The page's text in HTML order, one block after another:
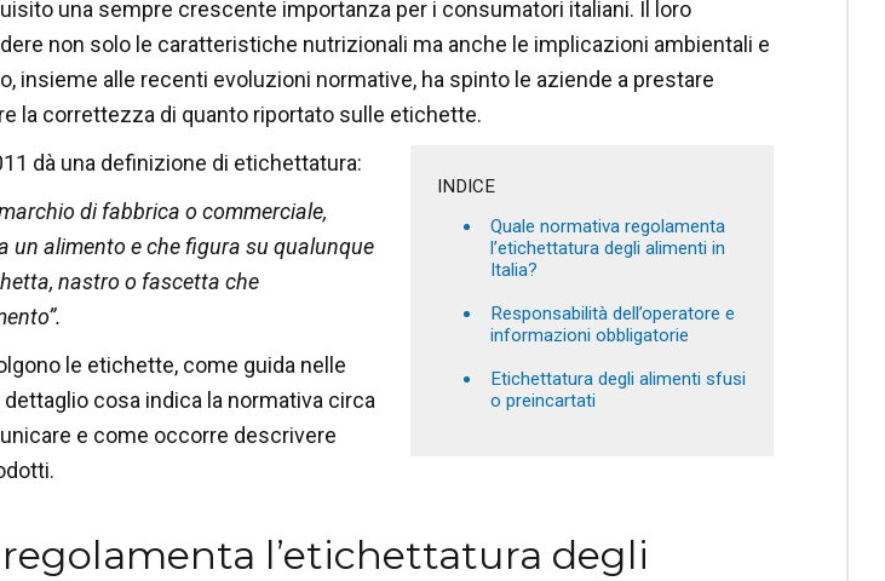
una sempre crescente importanza per i consumatori italiani. Il loro
non solo le caratteristiche nutrizionali ma anche le implicazioni ambientali e
insieme alle recenti evoluzioni normative, ha spinto le aziende a prestare
la correttezza di quanto riportato sulle etichette.
INDICE
Quale normativa regolamenta
l’etichettatura degli alimenti in
Italia?
Responsabilità dell’operatore e
informazioni obbligatorie
Etichettatura degli alimenti sfusi
o preincartati
dà una definizione di etichettatura:
di fabbrica o commerciale,
un alimento e che figura su qualunque
nastro o fascetta che
le etichette, come guida nelle
cosa indica la normativa circa
e come occorre descrivere
l’etichettatura degli